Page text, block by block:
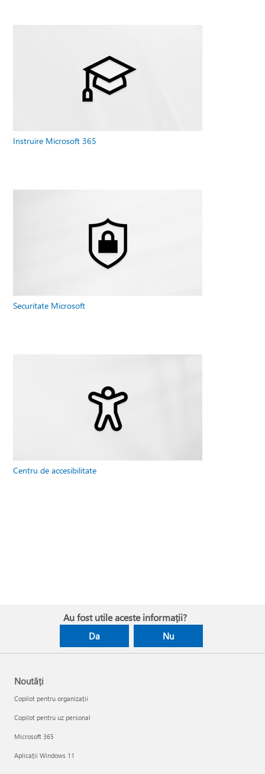
Instruire Microsoft 365
Securitate Microsoft
Centru de accesibilitate
Au fost utile aceste informații?
Da Nu
Noutăți
Copilot pentru organizații
Copilot pentru uz personal
Microsoft 365
Aplicații Windows 11